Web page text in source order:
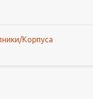
Корпуса